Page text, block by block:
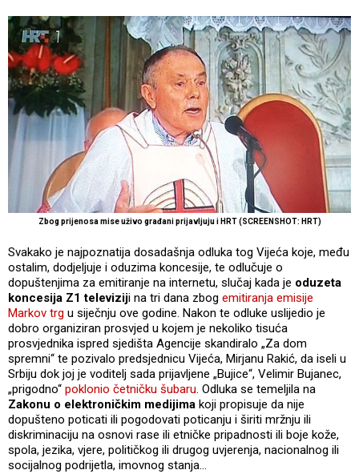
Zbog prijenosa mise uživo građani prijavljuju i HRT (SCREENSHOT: HRT)
Svakako je najpoznatija dosadašnja odluka tog Vijeća koje, među
ostalim, dodjeljuje i oduzima koncesije, te odlučuje o
dopuštenjima za emitiranje na internetu, slučaj kada je oduzeta
koncesija Z1 televiziji na tri dana zbog emitiranja emisije
Markov trg u siječnju ove godine. Nakon te odluke uslijedio je
dobro organiziran prosvjed u kojem je nekoliko tisuća
prosvjednika ispred sjedišta Agencije skandiralo „Za dom
spremni“ te pozivalo predsjednicu Vijeća, Mirjanu Rakić, da iseli u
Srbiju dok joj je voditelj sada prijavljene „Bujice“, Velimir Bujanec,
„prigodno“ poklonio četničku šubaru. Odluka se temeljila na
Zakonu o elektroničkim medijima koji propisuje da nije
dopušteno poticati ili pogodovati poticanju i širiti mržnju ili
diskriminaciju na osnovi rase ili etničke pripadnosti ili boje kože,
spola, jezika, vjere, političkog ili drugog uvjerenja, nacionalnog ili
socijalnog podrijetla, imovnog stanja…